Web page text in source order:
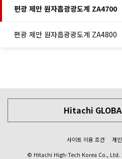
편광 제만 원자흡광광도계 ZA4700
편광 제만 원자흡광광도계 ZA4800
Hitachi
사이트 이용 조건
개
© Hitachi High-Tech Korea Co., Ltd.